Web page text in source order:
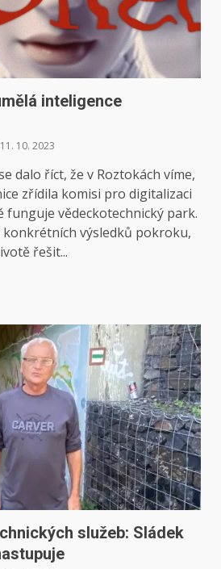
inteligence
11. 10. 2023
dalo říct, že v Roztokách víme,
zřídila komisi pro digitalizaci
funguje vědeckotechnický park.
konkrétních výsledků pokroku,
řešit...
služeb: Sládek